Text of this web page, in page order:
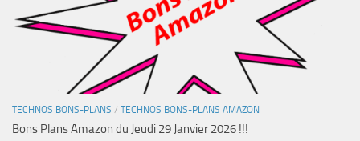
TECHNOS BONS-PLANS / TECHNOS BONS-PLANS AMAZON
Bons Plans Amazon du Jeudi 29 Janvier 2026 !!!